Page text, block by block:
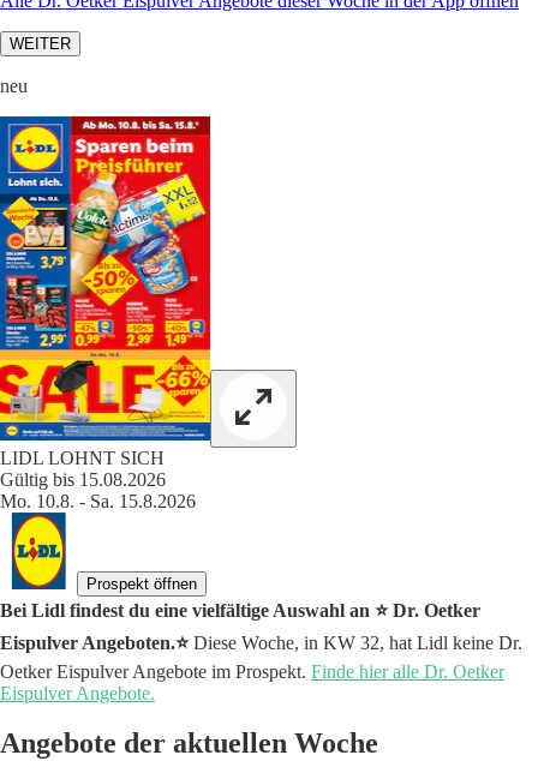
WEITER
neu
LIDL LOHNT SICH
Gültig bis 15.08.2026
Mo. 10.8. - Sa. 15.8.2026
Prospekt öffnen
Bei Lidl findest du eine vielfältige Auswahl an ⭐️ Dr. Oetker
Eispulver Angeboten.⭐️Diese Woche, in KW 32, hat Lidl keine Dr.
Oetker Eispulver Angebote im Prospekt. Finde hier alle Dr. Oetker
Eispulver Angebote.
Angebote der aktuellen Woche